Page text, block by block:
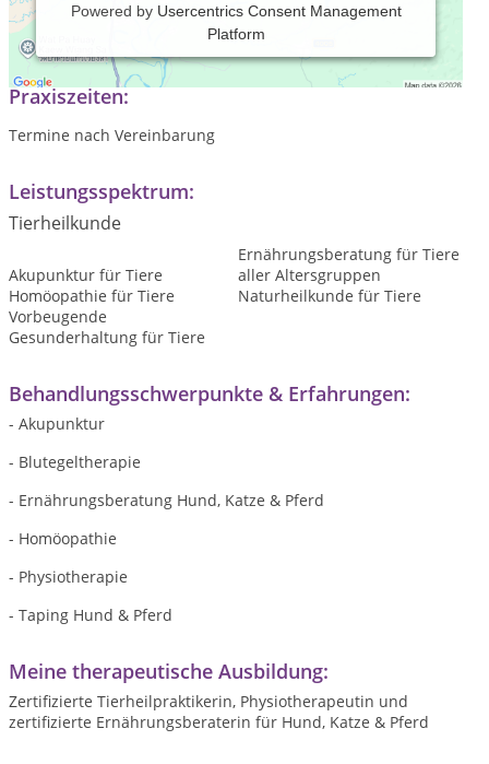
Powered by Usercentrics Consent Management
Platform
Tierheilpraxis und Physiotherapie für Hund, Katze und Pferd
Praxiszeiten:
Termine nach Vereinbarung
Leistungsspektrum:
Tierheilkunde
Akupunktur für Tiere
Ernährungsberatung für Tiere
aller Altersgruppen
Homöopathie für Tiere
Naturheilkunde für Tiere
Vorbeugende
Gesunderhaltung für Tiere
Behandlungsschwerpunkte & Erfahrungen:
- Akupunktur
- Blutegeltherapie
- Ernährungsberatung Hund, Katze & Pferd
- Homöopathie
- Physiotherapie
- Taping Hund & Pferd
Meine therapeutische Ausbildung:
Zertifizierte Tierheilpraktikerin, Physiotherapeutin und
zertifizierte Ernährungsberaterin für Hund, Katze & Pferd